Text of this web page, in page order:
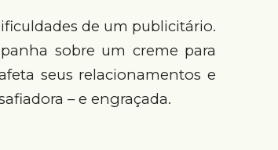
de um publicitário.
sobre um creme para
seus relacionamentos e
– e engraçada.